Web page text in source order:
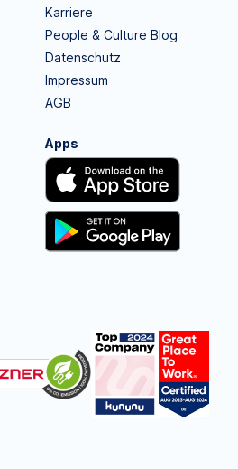
Karriere
People & Culture Blog
Datenschutz
Impressum
AGB
Apps